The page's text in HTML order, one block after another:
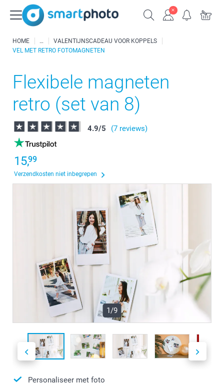
HOME
VALENTIJNSCADEAU VOOR KOPPELS
VEL MET RETRO FOTOMAGNETEN
Flexibele magneten
retro (set van 8)
4.9/5 (7 reviews)
15,99
Verzendkosten niet inbegrepen
1/9
Personaliseer met foto